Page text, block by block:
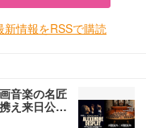
情報をRSSで購読
音楽の名匠
え来日公…